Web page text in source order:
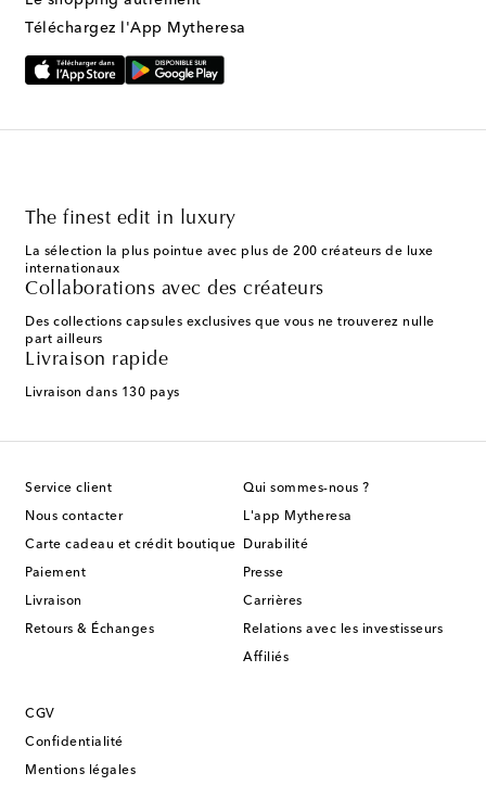
Téléchargez l'App Mytheresa
The finest edit in luxury
La sélection la plus pointue avec plus de 200 créateurs de luxe
internationaux
Collaborations avec des créateurs
Des collections capsules exclusives que vous ne trouverez nulle
part ailleurs
Livraison rapide
Livraison dans 130 pays
Service client
Nous contacter
Carte cadeau et crédit boutique
Paiement
Livraison
Retours & Échanges
Qui sommes-nous ?
L'app Mytheresa
Durabilité
Presse
Carrières
Relations avec les investisseurs
Affiliés
CGV
Confidentialité
Mentions légales